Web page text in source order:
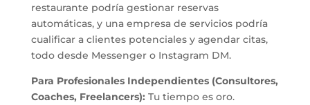
restaurante podría gestionar reservas
automáticas, y una empresa de servicios podría
cualificar a clientes potenciales y agendar citas,
todo desde Messenger o Instagram DM.
Para Profesionales Independientes (Consultores,
Coaches, Freelancers): Tu tiempo es oro.